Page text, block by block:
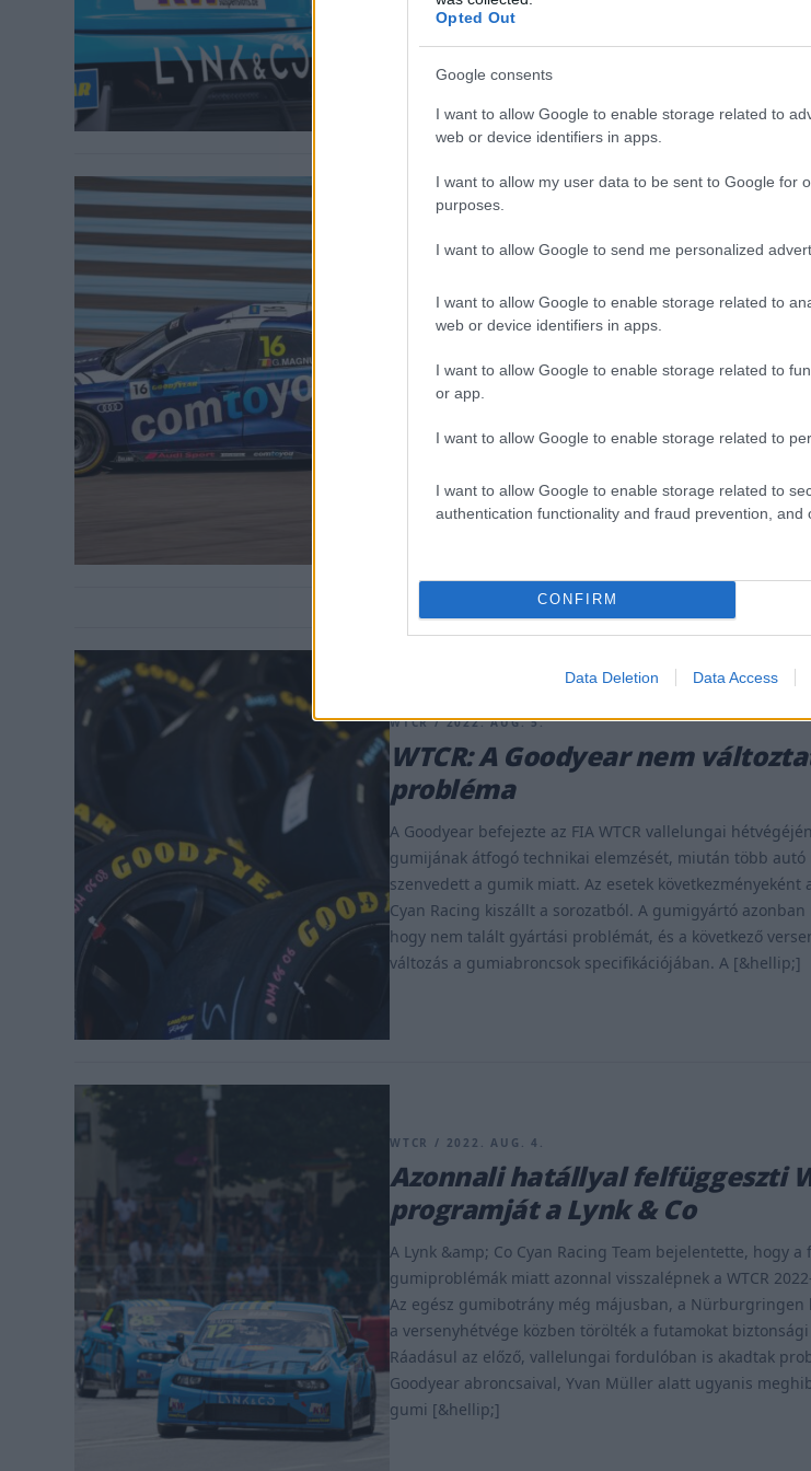
Opted Out
Google consents
I want to allow Google to enable storage related to
web or device identifiers in apps.
I want to allow my user data to be sent to Google for
purposes.
I want to allow Google to send me personalized
I want to allow Google to enable storage related to
web or device identifiers in apps.
I want to allow Google to enable storage related to
or app.
I want to allow Google to enable storage related to
I want to allow Google to enable storage related to
authentication functionality and fraud prevention, and
CONFIRM
Data Deletion Data Access
nak elárulta, nem a javaslat tartalma, sokkal inkább az
lehetetlenné [&hellip;]
WTCR / 2022. AUG. 5.
főnök a Lynk & Co-t
kilépésüket követően a Lynk &amp; Co Cyan Racinget
vesztesnek&#8221; bélyegezte. Baert a Speed Action TV-
&#8222;Kifejezetten azt gondolom, hogy a Lynk &amp; Co
és az FIA-ra. Mivel senki sem hökkent meg, [&hellip;]
WTCR / 2022. AUG. 5.
WTCR: A Goodyear nem
probléma
A Goodyear befejezte az FIA WTCR vallelungai
gumijának átfogó technikai elemzését, miután több autó
szenvedett a gumik miatt. Az esetek következményeként
Cyan Racing kiszállt a sorozatból. A gumigyártó
hogy nem talált gyártási problémát, és a következő
változás a gumiabroncsok specifikációjában. A [&hellip;]
WTCR / 2022. AUG. 4.
Azonnali hatállyal felfüggeszti
programját a Lynk & Co
A Lynk &amp; Co Cyan Racing Team bejelentette, hogy a
gumiproblémák miatt azonnal visszalépnek a WTCR
Az egész gumibotrány még májusban, a Nürburgringen
a versenyhétvége közben törölték a futamokat
Ráadásul az előző, vallelungai fordulóban is akadtak
Goodyear abroncsaival, Yvan Müller alatt ugyanis
gumi [&hellip;]